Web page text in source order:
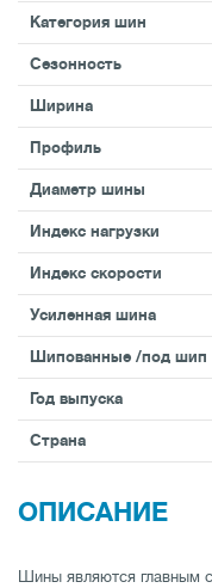
Категория шин
Сезонность
Ширина
Профиль
Диаметр шины
Индекс нагрузки
Индекс скорости
Усиленная шина
Шипованные /под шип
Год выпуска
Страна
ОПИСАНИЕ
Шины являются главным